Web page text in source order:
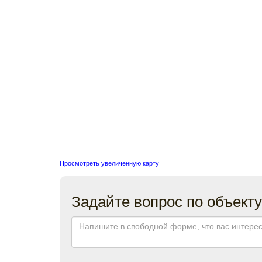
Просмотреть увеличенную карту
Задайте вопрос по